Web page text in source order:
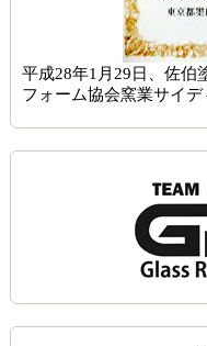
平成28年1月29日、佐伯
フォーム協会窯業サイデ